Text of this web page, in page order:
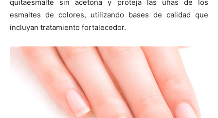
quitaesmalte sin acetona y proteja las uñas de los
esmaltes de colores, utilizando bases de calidad que
incluyan tratamiento fortalecedor.